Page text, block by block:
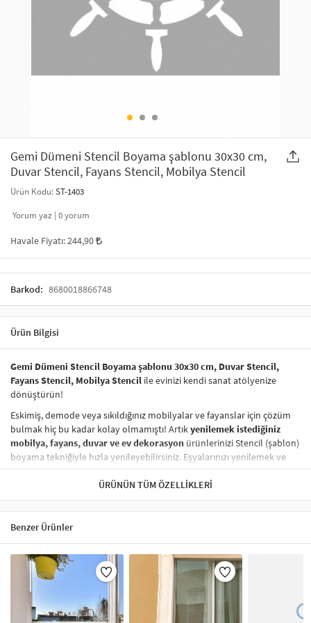
SAÇ AKSESUARLARI
TELEFON ASKISI
ŞAL VE FULAR
ODA KOKUSU VE MUM
KULLAN AT TABAK BARDAK SETİ
Gemi Dümeni Stencil Boyama şablonu 30x30 cm,
Duvar Stencil, Fayans Stencil, Mobilya Stencil
Ürün Kodu:ST-1403
Yorum yaz | 0yorum
Havale Fiyatı:244,90
Barkod: 8680018866748
Ürün Bilgisi
Gemi Dümeni Stencil Boyama şablonu 30x30 cm, Duvar Stencil,
Fayans Stencil, Mobilya Stencil ile evinizi kendi sanat atölyenize
dönüştürün!
Eskimiş, demode veya sıkıldığınız mobilyalar ve fayanslar için çözüm
bulmak hiç bu kadar kolay olmamıştı! Artıkyenilemek istediğiniz
mobilya, fayans, duvar ve ev dekorasyon ürünlerinizi Stencil (şablon)
boyama tekniğiyle hızla yenileyebilirsiniz. Eşyalarınızı yenilemek ve
onlaramodern bir hava katmakhiç de pahalı ve zahmetli olmak
zorunda değil! Stencil şablonları, dilediğiniz her yüzeye pratik bir
şekildedesen uygulamanızısağlar ve mobilyalarınızın, duvarlarınızın,
kumaşlarınızın görünümünü anında değiştirebilir.
Çocuğunuzun dolabına, mutfak fayanslarına,
kumaşlara bile bant yardımıyla sabitleyip, istediğiniz renklerle
boyama yapabilirsiniz. Evinizi,
kişisel zevkinizle özelleştirebilir
boyama seti ile yaratıcı projeler gerçekleştirebilirsiniz.El işi ve ev
dekorasyonu
sevenler için stencil, kolayca uygulanabilecek eğlenceli
ve etkili bir aktivitedir.
ÜRÜNÜN TÜM ÖZELLIKLERI
Benzer Ürünler